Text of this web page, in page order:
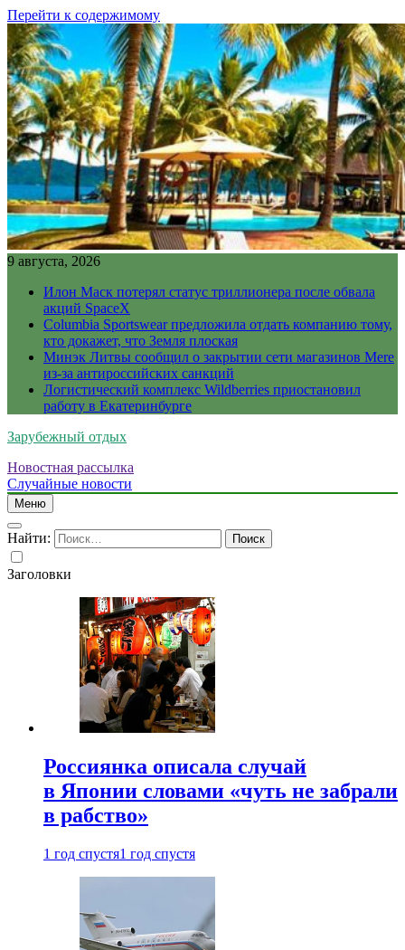
Перейти к содержимому
9 августа, 2026
Илон Маск потерял статус триллионера после обвала
акций SpaceX
Columbia Sportswear предложила отдать компанию тому,
кто докажет, что Земля плоская
Минэк Литвы сообщил о закрытии сети магазинов Mere
из-за антироссийских санкций
Логистический комплекс Wildberries приостановил
работу в Екатеринбурге
Зарубежный отдых
Новостная рассылка
Случайные новости
Меню
Найти:
Заголовки
Россиянка описала случай
в Японии словами «чуть не забрали
в рабство»
1 год спустя1 год спустя